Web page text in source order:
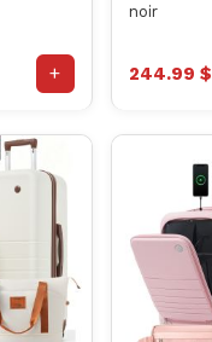
+
noir
244.99 $